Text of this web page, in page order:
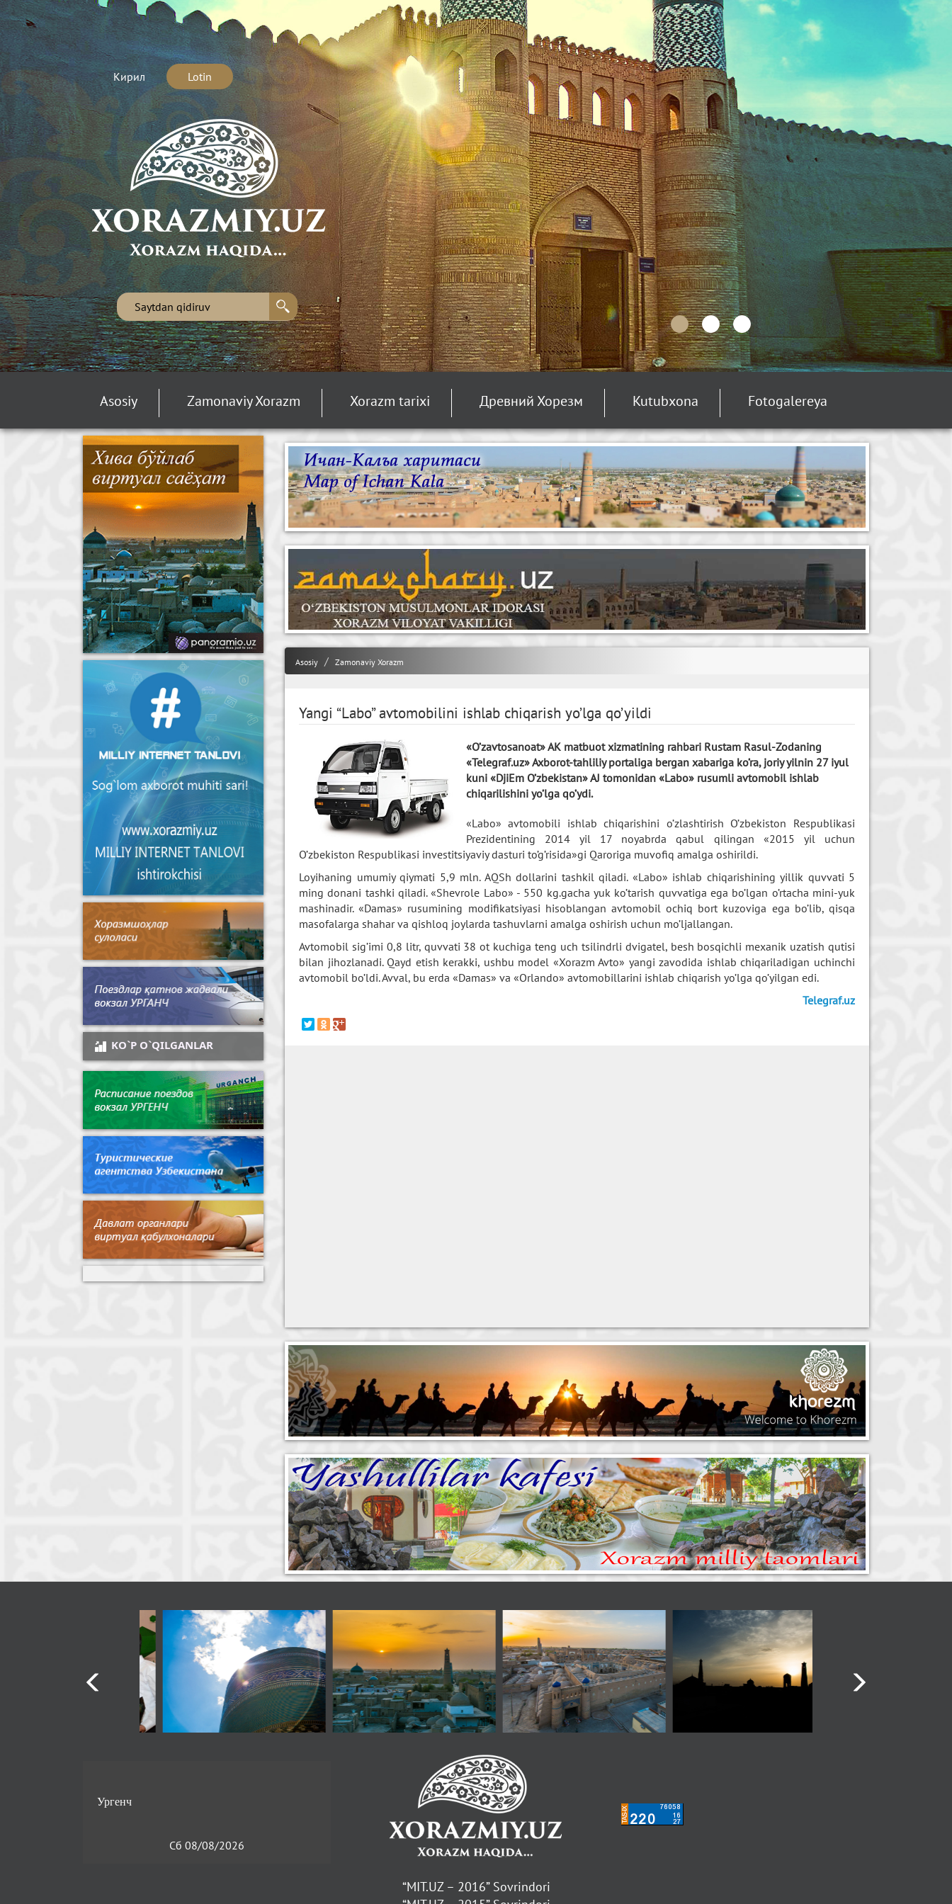
Кирил Lotin
Asosiy Zamonaviy Xorazm Xorazm tarixi Древний Хорезм Kutubxona Fotogalereya
Asosiy Zamonaviy Xorazm
Yangi “Labo” avtomobilini ishlab chiqarish yo’lga qo’yildi
«O’zavtosanoat» AK matbuot xizmatining rahbari Rustam Rasul-Zodaning
«Telegraf.uz» Axborot-tahliliy portaliga bergan xabariga ko’ra, joriy yilnin 27 iyul
kuni «DjiEm O’zbekistan» AJ tomonidan «Labo» rusumli avtomobil ishlab
chiqarilishini yo’lga qo’ydi.
«Labo» avtomobili ishlab chiqarishini o’zlashtirish O’zbekiston Respublikasi
Prezidentining 2014 yil 17 noyabrda qabul qilingan «2015 yil uchun
O’zbekiston Respublikasi investitsiyaviy dasturi to’g’risida»gi Qaroriga muvofiq amalga oshirildi.
Loyihaning umumiy qiymati 5,9 mln. AQSh dollarini tashkil qiladi. «Labo» ishlab chiqarishining yillik quvvati 5
ming donani tashki qiladi. «Shevrole Labo» - 550 kg.gacha yuk ko’tarish quvvatiga ega bo’lgan o’rtacha mini-yuk
mashinadir. «Damas» rusumining modifikatsiyasi hisoblangan avtomobil ochiq bort kuzoviga ega bo’lib, qisqa
masofalarga shahar va qishloq joylarda tashuvlarni amalga oshirish uchun mo’ljallangan.
Avtomobil sig’imi 0,8 litr, quvvati 38 ot kuchiga teng uch tsilindrli dvigatel, besh bosqichli mexanik uzatish qutisi
bilan jihozlanadi. Qayd etish kerakki, ushbu model «Xorazm Avto» yangi zavodida ishlab chiqariladigan uchinchi
avtomobil bo’ldi. Avval, bu erda «Damas» va «Orlando» avtomobillarini ishlab chiqarish yo’lga qo’yilgan edi.
Telegraf.uz
KO`P O`QILGANLAR
Сб 08/08/2026
“MIT.UZ – 2016” Sovrindori